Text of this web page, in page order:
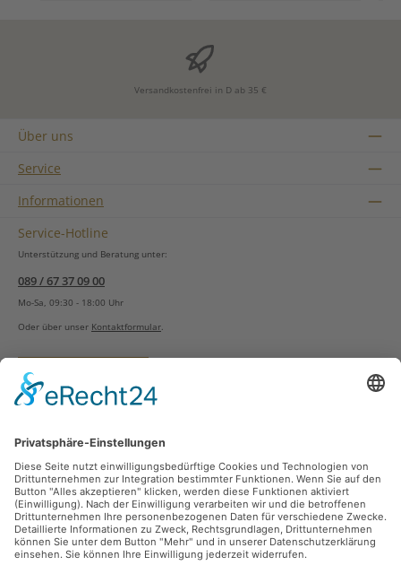
Versandkostenfrei in D ab 35 €
Über uns
Service
Informationen
Service-Hotline
Unterstützung und Beratung unter:
089 / 67 37 09 00
Mo-Sa, 09:30 - 18:00 Uhr
Oder über unser Kontaktformular.
Vertrag widerrufen
Zahlungsarten
Sicher Einkaufen
Ladengeschäft
Newsletter